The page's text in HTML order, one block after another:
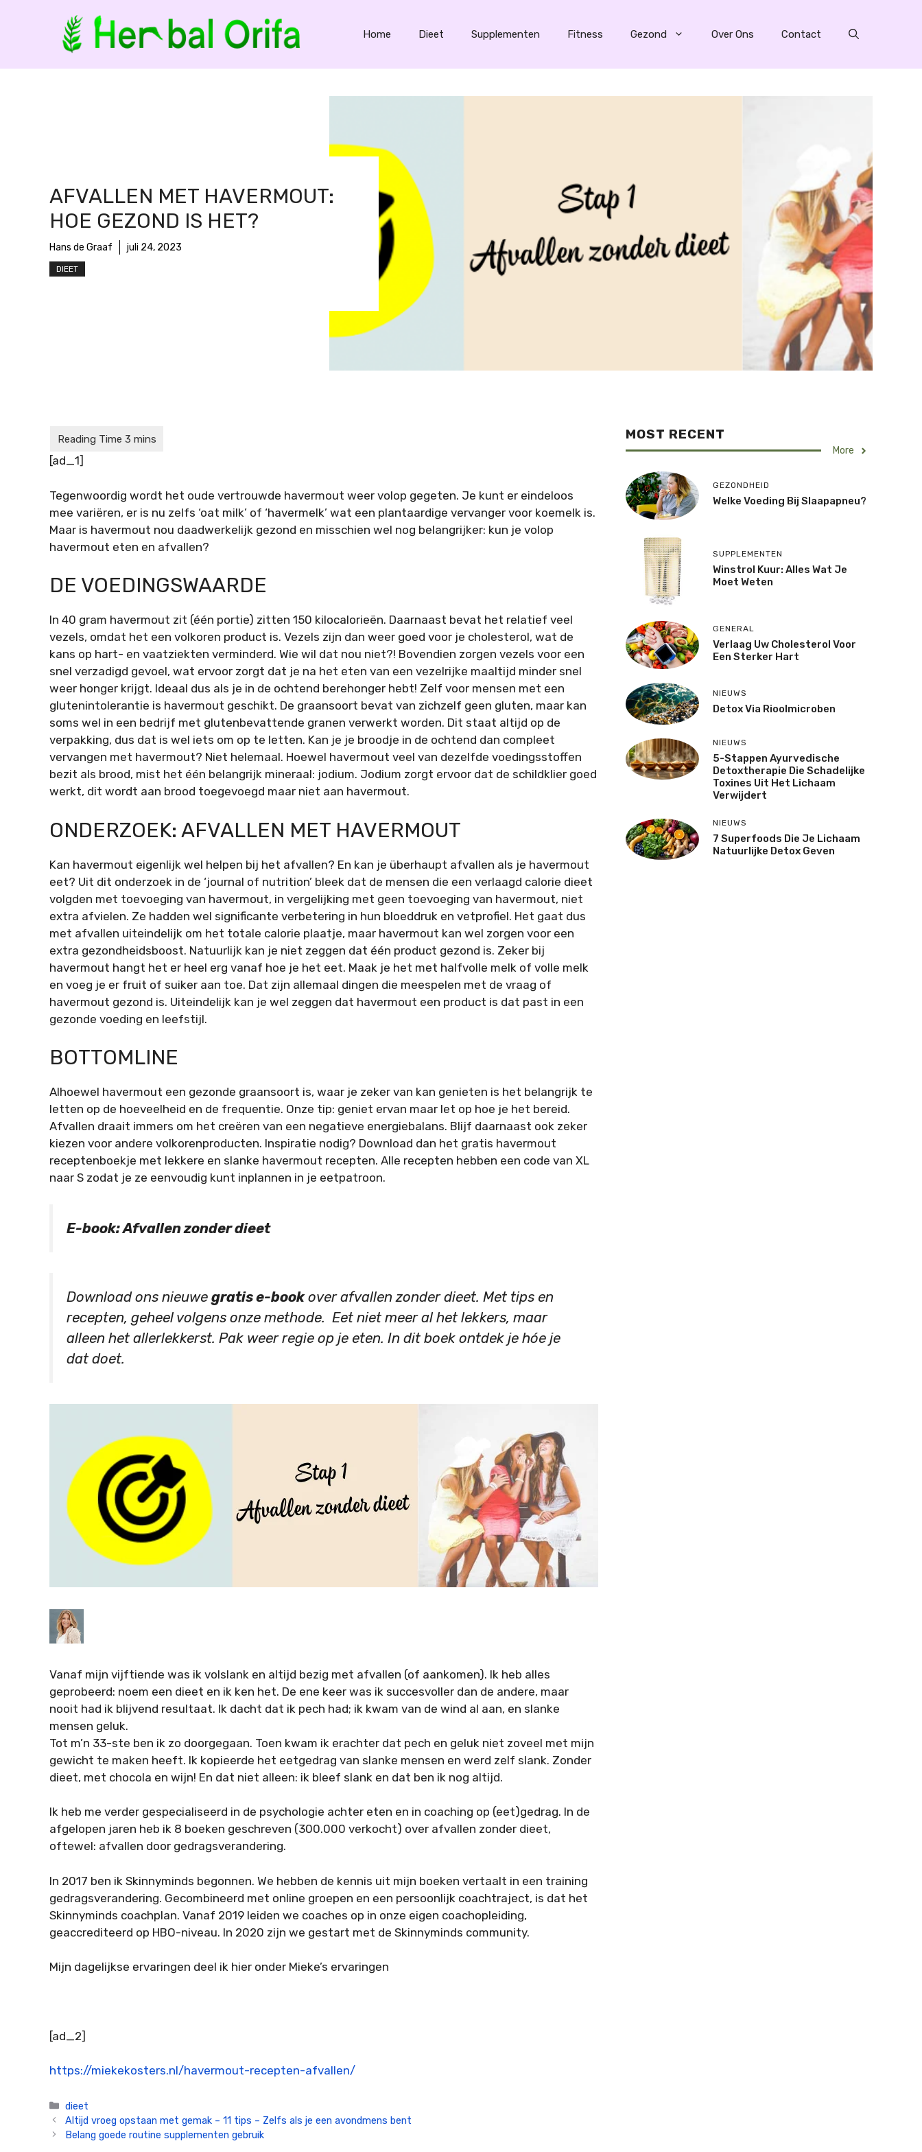
Home Dieet Supplementen Fitness Gezond Over Ons Contact
AFVALLEN MET HAVERMOUT:
HOE GEZOND IS HET?
Hans de Graaf juli 24, 2023
DIEET
[ad_1]
Tegenwoordig wordt het oude vertrouwde havermout weer volop gegeten. Je kunt er eindeloos
mee variëren, er is nu zelfs ‘oat milk’ of ‘havermelk’ wat een plantaardige vervanger voor koemelk is.
Maar is havermout nou daadwerkelijk gezond en misschien wel nog belangrijker: kun je volop
havermout eten en afvallen?
DE VOEDINGSWAARDE
In 40 gram havermout zit (één portie) zitten 150 kilocalorieën. Daarnaast bevat het relatief veel
vezels, omdat het een volkoren product is. Vezels zijn dan weer goed voor je cholesterol, wat de
kans op hart- en vaatziekten verminderd. Wie wil dat nou niet?! Bovendien zorgen vezels voor een
snel verzadigd gevoel, wat ervoor zorgt dat je na het eten van een vezelrijke maaltijd minder snel
weer honger krijgt. Ideaal dus als je in de ochtend berehonger hebt! Zelf voor mensen met een
glutenintolerantie is havermout geschikt. De graansoort bevat van zichzelf geen gluten, maar kan
soms wel in een bedrijf met glutenbevattende granen verwerkt worden. Dit staat altijd op de
verpakking, dus dat is wel iets om op te letten. Kan je je broodje in de ochtend dan compleet
vervangen met havermout? Niet helemaal. Hoewel havermout veel van dezelfde voedingsstoffen
bezit als brood, mist het één belangrijk mineraal: jodium. Jodium zorgt ervoor dat de schildklier goed
werkt, dit wordt aan brood toegevoegd maar niet aan havermout.
ONDERZOEK: AFVALLEN MET HAVERMOUT
Kan havermout eigenlijk wel helpen bij het afvallen? En kan je überhaupt afvallen als je havermout
eet? Uit dit onderzoek in de ‘journal of nutrition’ bleek dat de mensen die een verlaagd calorie dieet
volgden met toevoeging van havermout, in vergelijking met geen toevoeging van havermout, niet
extra afvielen. Ze hadden wel significante verbetering in hun bloeddruk en vetprofiel. Het gaat dus
met afvallen uiteindelijk om het totale calorie plaatje, maar havermout kan wel zorgen voor een
extra gezondheidsboost. Natuurlijk kan je niet zeggen dat één product gezond is. Zeker bij
havermout hangt het er heel erg vanaf hoe je het eet. Maak je het met halfvolle melk of volle melk
en voeg je er fruit of suiker aan toe. Dat zijn allemaal dingen die meespelen met de vraag of
havermout gezond is. Uiteindelijk kan je wel zeggen dat havermout een product is dat past in een
gezonde voeding en leefstijl.
BOTTOMLINE
Alhoewel havermout een gezonde graansoort is, waar je zeker van kan genieten is het belangrijk te
letten op de hoeveelheid en de frequentie. Onze tip: geniet ervan maar let op hoe je het bereid.
Afvallen draait immers om het creëren van een negatieve energiebalans. Blijf daarnaast ook zeker
kiezen voor andere volkorenproducten. Inspiratie nodig? Download dan het gratis havermout
receptenboekje met lekkere en slanke havermout recepten. Alle recepten hebben een code van XL
naar S zodat je ze eenvoudig kunt inplannen in je eetpatroon.
E-book: Afvallen zonder dieet
Download ons nieuwe gratis e-bookover afvallen zonder dieet. Met tips en
recepten, geheel volgens onze methode. Eet niet meer al het lekkers, maar
alleen het allerlekkerst. Pak weer regie op je eten. In dit boek ontdek je hóe je
dat doet.
Vanaf mijn vijftiende was ik volslank en altijd bezig met afvallen (of aankomen). Ik heb alles
geprobeerd: noem een dieet en ik ken het. De ene keer was ik succesvoller dan de andere, maar
nooit had ik blijvend resultaat. Ik dacht dat ik pech had; ik kwam van de wind al aan, en slanke
mensen geluk.
Tot m’n 33-ste ben ik zo doorgegaan. Toen kwam ik erachter dat pech en geluk niet zoveel met mijn
gewicht te maken heeft. Ik kopieerde het eetgedrag van slanke mensen en werd zelf slank. Zonder
dieet, met chocola en wijn! En dat niet alleen: ik bleef slank en dat ben ik nog altijd.
Ik heb me verder gespecialiseerd in de psychologie achter eten en in coaching op (eet)gedrag. In de
afgelopen jaren heb ik 8 boeken geschreven (300.000 verkocht) over afvallen zonder dieet,
oftewel: afvallen door gedragsverandering.
In 2017 ben ik Skinnyminds begonnen. We hebben de kennis uit mijn boeken vertaalt in een training
gedragsverandering. Gecombineerd met online groepen en een persoonlijk coachtraject, is dat het
Skinnyminds coachplan. Vanaf 2019 leiden we coaches op in onze eigen coachopleiding,
geaccrediteerd op HBO-niveau. In 2020 zijn we gestart met de Skinnyminds community.
Mijn dagelijkse ervaringen deel ik hier onder Mieke’s ervaringen
[ad_2]
https://miekekosters.nl/havermout-recepten-afvallen/
Categorieën
dieet
Altijd vroeg opstaan met gemak – 11 tips – Zelfs als je een avondmens bent
Belang goede routine supplementen gebruik
MOST RECENT
More
GEZONDHEID
Welke Voeding Bij Slaapapneu?
SUPPLEMENTEN
Winstrol Kuur: Alles Wat Je
Moet Weten
GENERAL
Verlaag Uw Cholesterol Voor
Een Sterker Hart
NIEUWS
Detox Via Rioolmicroben
NIEUWS
5-Stappen Ayurvedische
Detoxtherapie Die Schadelijke
Toxines Uit Het Lichaam
Verwijdert
NIEUWS
7 Superfoods Die Je Lichaam
Natuurlijke Detox Geven